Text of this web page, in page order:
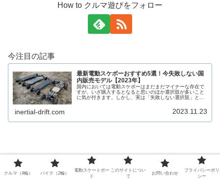
How to クルマ遊びをフォロー
今注目の記事
最新電動スケボーおすすめ5選！今失敗しない国
内販売モデル【2023年】
国内においては電動スケボーはまだまだマイナーな存在で
すが、いざ購入するとなると思いのほか選択肢が多いこと
に気が付きます。しかし、実は「失敗しない選択肢」とな
inertial-drift.com 2023.11.23
クルマ（4輪） バイク（2輪）
電動スケートボー
ド
このサイトについ
て
お問い合わせ
プライバシーポリ
シー